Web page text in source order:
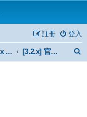
登入
註冊
phpBB 3.2.x Forum Archive [3.2.x] 官方認證風格